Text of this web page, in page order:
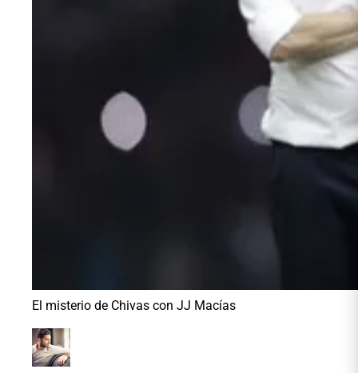
El misterio de Chivas con JJ Macías